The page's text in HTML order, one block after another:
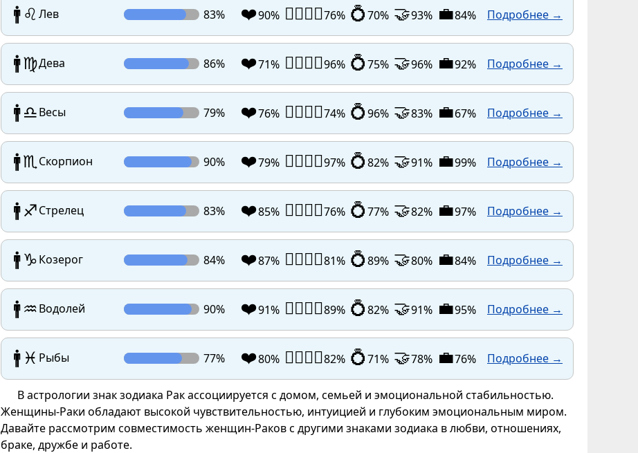
🚹♌ Лев 83% ❤️90% 👩‍❤️‍💋‍👨76% 💍70% 🤝93% 💼84% Подробнее →
🚹♍Дева 86% ❤️71% 👩‍❤️‍💋‍👨96% 💍75% 🤝96% 💼92% Подробнее →
🚹♎Весы 79% ❤️76% 👩‍❤️‍💋‍👨74% 💍96% 🤝83% 💼67% Подробнее →
🚹♏ Скорпион 90% ❤️79% 👩‍❤️‍💋‍👨97% 💍82% 🤝91% 💼99% Подробнее →
🚹♐Стрелец 83% ❤️85% 👩‍❤️‍💋‍👨76% 💍77% 🤝82% 💼97% Подробнее →
🚹♑Козерог 84% ❤️87% 👩‍❤️‍💋‍👨81% 💍89% 🤝80% 💼84% Подробнее →
🚹♒Водолей 90% ❤️91% 👩‍❤️‍💋‍👨89% 💍82% 🤝91% 💼95% Подробнее →
🚹 ♓ Рыбы 77% ❤️80% 👩‍❤️‍💋‍👨82% 💍71% 🤝78% 💼76% Подробнее →
В астрологии знак зодиака Рак ассоциируется с домом, семьей и эмоциональной стабильностью.
Женщины-Раки обладают высокой чувствительностью, интуицией и глубоким эмоциональным миром.
Давайте рассмотрим совместимость женщин-Раков с другими знаками зодиака в любви, отношениях,
браке, дружбе и работе.